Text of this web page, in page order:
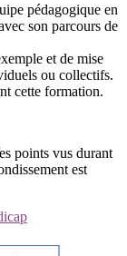
pédagogique en
son parcours de
et de mise
ou collectifs.
cette formation.
points vus durant
est